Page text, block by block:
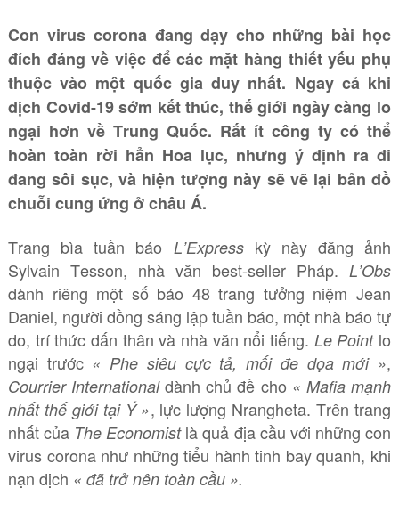
Con virus corona đang dạy cho những bài học
đích đáng về việc để các mặt hàng thiết yếu phụ
thuộc vào một quốc gia duy nhất. Ngay cả khi
dịch Covid-19 sớm kết thúc, thế giới ngày càng lo
ngại hơn về Trung Quốc. Rất ít công ty có thể
hoàn toàn rời hẳn Hoa lục, nhưng ý định ra đi
đang sôi sục, và hiện tượng này sẽ vẽ lại bản đồ
chuỗi cung ứng ở châu Á.
Trang bìa tuần báo L’Express kỳ này đăng ảnh
Sylvain Tesson, nhà văn best-seller Pháp.L’Obs
dành riêng một số báo 48 trang tưởng niệm Jean
Daniel, người đồng sáng lập tuần báo, một nhà báo tự
do, trí thức dấn thân và nhà văn nổi tiếng. Le Pointlo
ngại trước « Phe siêu cực tả, mối đe dọa mới »,
Courrier Internationaldành chủ đề cho « Mafia mạnh
nhất thế giới tại Ý », lực lượng Nrangheta. Trên trang
nhất của The Economist là quả địa cầu với những con
virus corona như những tiểu hành tinh bay quanh, khi
nạn dịch « đã trở nên toàn cầu ».